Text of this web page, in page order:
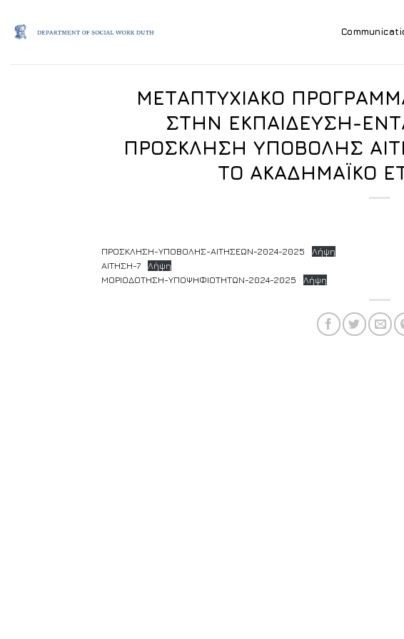
content
ΜΕΤΑΠΤΥΧΙΑΚΟ
ΣΤΗΝ ΕΚΠΑΙΔΕΥΣΗ-
ΠΡΟΣΚΛΗΣΗ ΥΠΟΒΟΛΗΣ
ΤΟ ΑΚΑΔΗΜΑΪΚΟ
ΠΡΟΣΚΛΗΣΗ-ΥΠΟΒΟΛΗΣ-ΑΙΤΗΣΕΩΝ-2024-2025
Λήψη
ΑΙΤΗΣΗ-7
Λήψη
ΜΟΡΙΟΔΟΤΗΣΗ-ΥΠΟΨΗΦΙΟΤΗΤΩΝ-2024-2025
Λήψη